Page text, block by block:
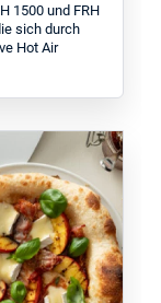
1500 und FRH
sich durch
Hot Air